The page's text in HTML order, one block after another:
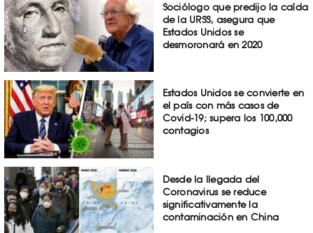
Sociólogo que predijo la caída
de la URSS, asegura que
Estados Unidos se
desmoronará en 2020
Estados Unidos se convierte en
el país con más casos de
Covid-19; supera los 100,000
contagios
Desde la llegada del
Coronavirus se reduce
significativamente la
contaminación en China